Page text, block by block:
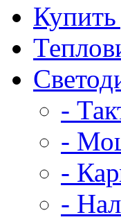
-
-
-
-